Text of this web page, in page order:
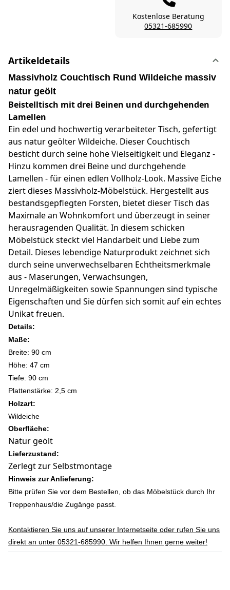
Kostenlose Beratung
05321-685990
Artikeldetails
Massivholz Couchtisch Rund Wildeiche massiv
natur geölt
Beistelltisch mit drei Beinen und durchgehenden
Lamellen
Ein edel und hochwertig verarbeiteter Tisch, gefertigt
aus natur geölter Wildeiche. Dieser Couchtisch
besticht durch seine hohe Vielseitigkeit und Eleganz -
Hinzu kommen drei Beine und durchgehende
Lamellen - für einen edlen Vollholz-Look. Massive Eiche
ziert dieses Massivholz-Möbelstück. Hergestellt aus
bestandsgepflegten Forsten, bietet dieser Tisch das
Maximale an Wohnkomfort und überzeugt in seiner
herausragenden Qualität. In diesem schicken
Möbelstück steckt viel Handarbeit und Liebe zum
Detail. Dieses lebendige Naturprodukt zeichnet sich
durch seine unverwechselbaren Echtheitsmerkmale
aus - Maserungen, Verwachsungen,
Unregelmäßigkeiten sowie Spannungen sind typische
Eigenschaften und Sie dürfen sich somit auf ein echtes
Unikat freuen.
Details:
Maße:
Breite: 90 cm
Höhe: 47 cm
Tiefe: 90 cm
Plattenstärke: 2,5 cm
Holzart:
Wildeiche
Oberfläche:
Natur geölt
Lieferzustand:
Zerlegt zur Selbstmontage
Hinweis zur Anlieferung:
Bitte prüfen Sie vor dem Bestellen, ob das Möbelstück durch Ihr
Treppenhaus/die Zugänge passt.
Kontaktieren Sie uns auf unserer Internetseite oder rufen Sie uns
direkt an unter 05321-685990. Wir helfen Ihnen gerne weiter!